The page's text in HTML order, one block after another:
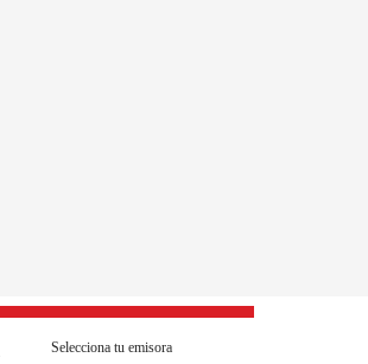
Selecciona tu emisora